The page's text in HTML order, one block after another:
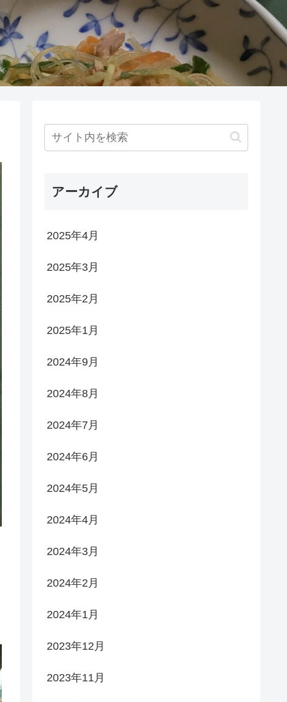
アーカイブ
2025年4月
2025年3月
2025年2月
2025年1月
2024年9月
2024年8月
2024年7月
2024年6月
2024年5月
2024年4月
2024年3月
2024年2月
2024年1月
2023年12月
2023年11月